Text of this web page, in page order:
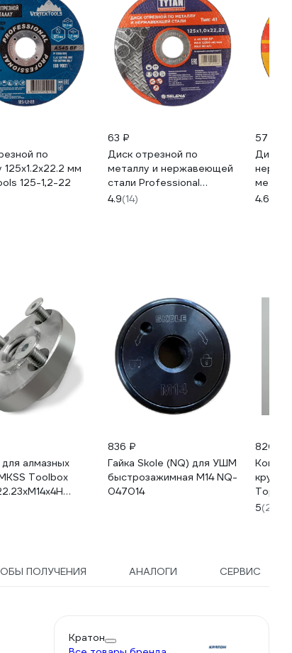
по
125x1.2х22.2 мм
125-1,2-22
63 ₽
Диск отрезной по
металлу и нержавеющей
стали Professional
125x1x22.2 мм Tytan 11586
4.9(14)
57 ₽
Диск
для
4.6
алмазных
Toolbox
836 ₽
Гайка Skole (NQ) для УШМ
быстрозажимная М14 NQ-
047014
820 ₽
5(28)
ПОЛУЧЕНИЯ АНАЛОГИ СЕРВИС
Кратон